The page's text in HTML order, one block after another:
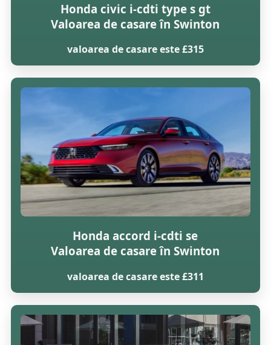
Honda civic i-cdti type s gt
Valoarea de casare în Swinton
valoarea de casare este £315
Honda accord i-cdti se
Valoarea de casare în Swinton
valoarea de casare este £311